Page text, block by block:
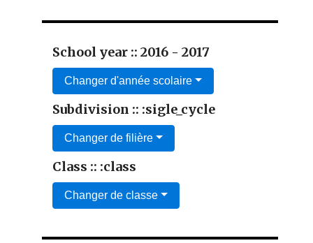
School year :: 2016 - 2017
Changer d'année scolaire
Subdivision :: :sigle_cycle
Changer de filière
Class :: :class
Changer de classe